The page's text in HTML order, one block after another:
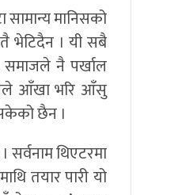
मानिसको
भेटिदैन । यी सबै
समाजले नै पर्खाल
आँखा भरि आँसु
छैन ।
सर्वनाम थिएटरमा
तयार पारी यो